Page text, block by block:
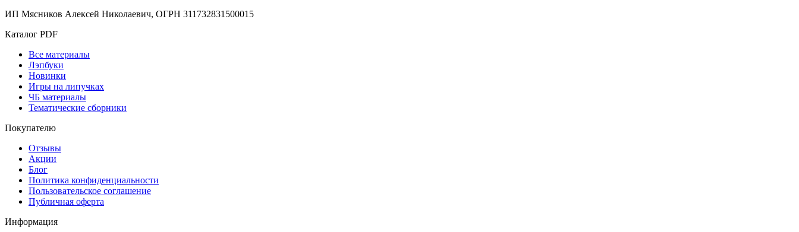
ИП Мясников Алексей Николаевич, ОГРН 311732831500015
Каталог PDF
Все материалы
Лэпбуки
Новинки
Игры на липучках
ЧБ материалы
Тематические сборники
Покупателю
Отзывы
Акции
Блог
Политика конфиденциальности
Пользовательское соглашение
Публичная оферта
Информация